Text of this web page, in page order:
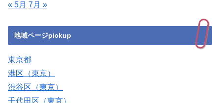
« 5月 7月 »
地域ページpickup
東京都
港区（東京）
渋谷区（東京）
千代田区（東京）